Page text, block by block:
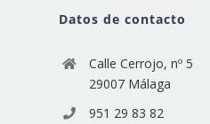
Datos de contacto
Calle Cerrojo, nº 5
29007 Málaga
951 29 83 82